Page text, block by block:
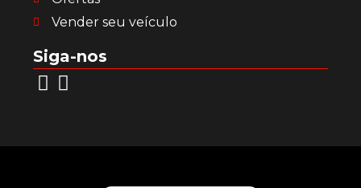
Vender seu veículo
Siga-nos